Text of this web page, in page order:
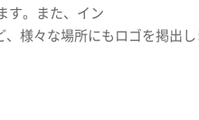
す。また、イン
様々な場所にもロゴを掲出し